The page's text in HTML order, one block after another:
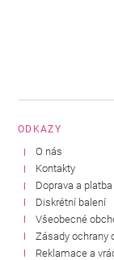
ODKAZY
O nás
Kontakty
Doprava a platba
Diskrétní balení
Všeobecné
Zásady ochrany
Reklamace a